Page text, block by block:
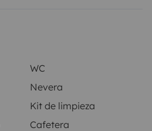
WC
Nevera
Kit de limpieza
Cafetera